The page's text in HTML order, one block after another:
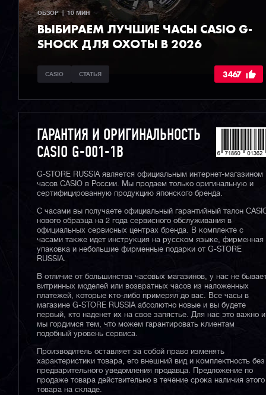
ОБЗОР  |  10 МИН
ВЫБИРАЕМ ЛУЧШИЕ ЧАСЫ СASIO G-
SHOCK ДЛЯ ОХОТЫ В 2026
CASIO СТАТЬЯ 3467
ГАРАНТИЯ И ОРИГИНАЛЬНОСТЬ
CASIO G-001-1B
G-STORE RUSSIA является официальным интернет-магазином
часов CASIO в России. Мы продаем только оригинальную и
сертифицированную продукцию японского бренда.
С часами вы получаете официальный гарантийный талон
нового образца на 2 года сервисного обслуживания в
официальных сервисных центрах бренда. В комплекте с
часами также идет инструкция на русском языке, фирменная
упаковка и небольшие фирменные подарки от G-STORE
RUSSIA.
В отличие от большинства часовых магазинов, у нас не
витринных моделей или возвратных часов из наложенных
платежей, которые кто-либо примерял до вас. Все часы в
магазине G-STORE RUSSIA абсолютно новые и вы будете
первый, кто наденет их на свое запястье. Для нас это важно и
мы гордимся тем, что можем гарантировать клиентам
подобный уровень сервиса.
Производитель оставляет за собой право изменять
характеристики товара, его внешний вид и комплектность без
предварительного уведомления продавца. Предложение по
продаже товара действительно в течение срока наличия этого
товара на складе.